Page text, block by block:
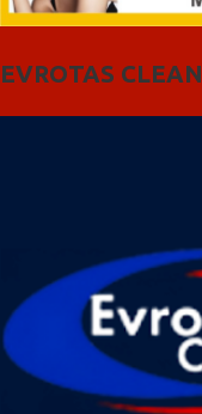
EVROTAS CLEAN